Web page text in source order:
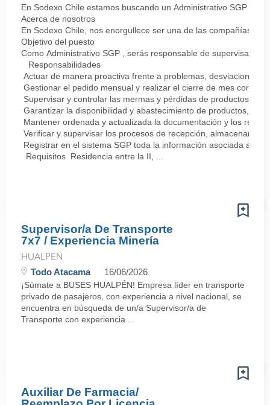
En Sodexo Chile estamos buscando un Administrativo SGP
Acerca de nosotros
En Sodexo Chile, nos enorgullece ser una de las compañías
Objetivo del puesto
Como Administrativo SGP , serás responsable de supervisar y
Responsabilidades
Actuar de manera proactiva frente a problemas, desviaciones
Gestionar el pedido mensual y realizar el cierre de mes
Supervisar y controlar las mermas y pérdidas de productos.
Garantizar la disponibilidad y abastecimiento de productos,
Mantener ordenada y actualizada la documentación y los
Verificar y supervisar los procesos de recepción,
Registrar en el sistema SGP toda la información asociada a la
Requisitos Residencia entre la II, ...
Supervisor/a De Transporte
7x7 / Experiencia Minería
HUALPEN
Todo Atacama 16/06/2026
¡Súmate a BUSES HUALPÉN! Empresa líder en transporte
privado de pasajeros, con experiencia a nivel nacional, se
encuentra en búsqueda de un/a Supervisor/a de
Transporte con experiencia ...
Auxiliar De Farmacia/